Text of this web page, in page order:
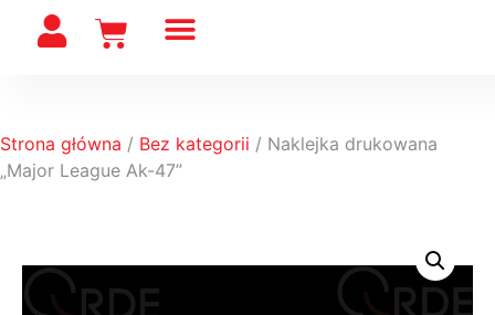
Strona główna / Bez kategorii / Naklejka drukowana
„Major League Ak-47”